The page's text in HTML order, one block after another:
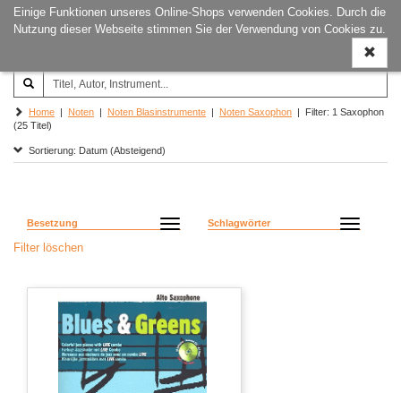
Einige Funktionen unseres Online-Shops verwenden Cookies. Durch die
Nutzung dieser Webseite stimmen Sie der Verwendung von Cookies zu.
ein-/
Joachim‐Trekel‐Musikverlag,
Hamburg
Home | Noten | Noten Blasinstrumente | Noten Saxophon | Filter: 1 Saxophon
(25 Titel)
Sortierung: Datum (Absteigend)
Besetzung Schlagwörter
Filter löschen